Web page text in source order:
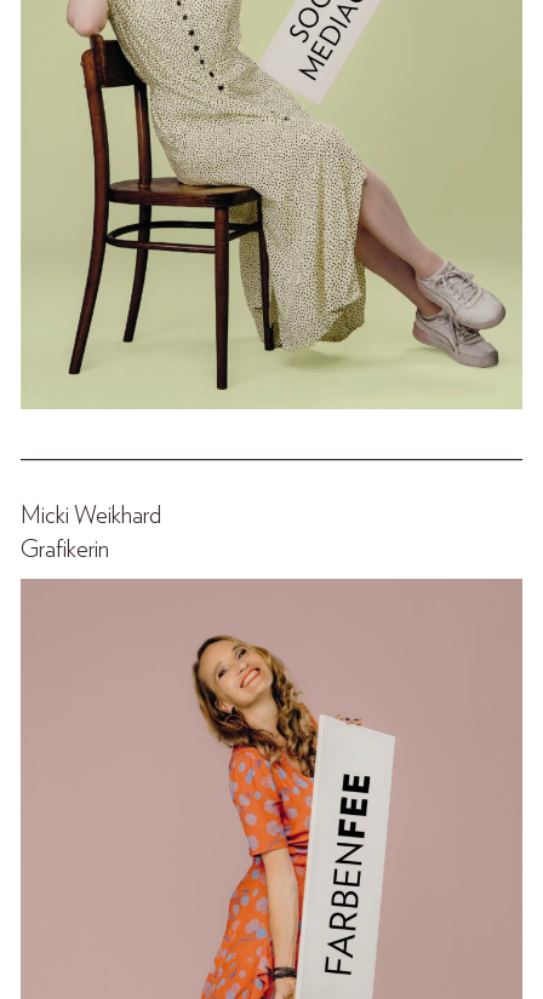
______________________________________________
Micki Weikhard
Grafikerin